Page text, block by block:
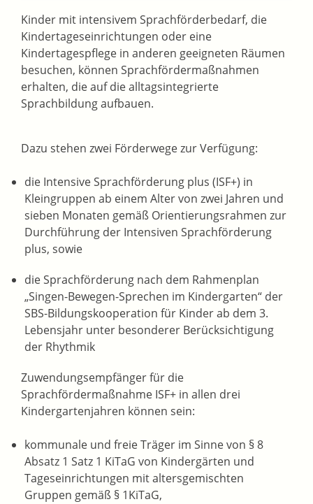
Kinder mit intensivem Sprachförderbedarf, die
Kindertageseinrichtungen oder eine
Kindertagespflege in anderen geeigneten Räumen
besuchen, können Sprachfördermaßnahmen
erhalten, die auf die alltagsintegrierte
Sprachbildung aufbauen.
Dazu stehen zwei Förderwege zur Verfügung:
die Intensive Sprachförderung plus (ISF+) in
Kleingruppen ab einem Alter von zwei Jahren und
sieben Monaten gemäß Orientierungsrahmen zur
Durchführung der Intensiven Sprachförderung
plus, sowie
die Sprachförderung nach dem Rahmenplan
„Singen-Bewegen-Sprechen im Kindergarten“ der
SBS-Bildungskooperation für Kinder ab dem 3.
Lebensjahr unter besonderer Berücksichtigung
der Rhythmik
Zuwendungsempfänger für die
Sprachfördermaßnahme ISF+ in allen drei
Kindergartenjahren können sein:
kommunale und freie Träger im Sinne von § 8
Absatz 1 Satz 1 KiTaG von Kindergärten und
Tageseinrichtungen mit altersgemischten
Gruppen gemäß § 1KiTaG,